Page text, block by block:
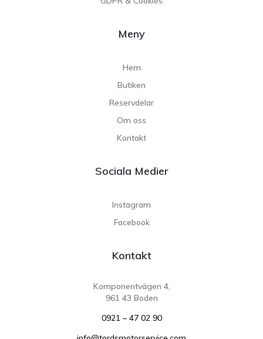
Meny
Hem
Butiken
Reservdelar
Om oss
Kontakt
Sociala Medier
Instagram
Facebook
Kontakt
Komponentvägen 4,
961 43 Boden
0921 – 47 02 90